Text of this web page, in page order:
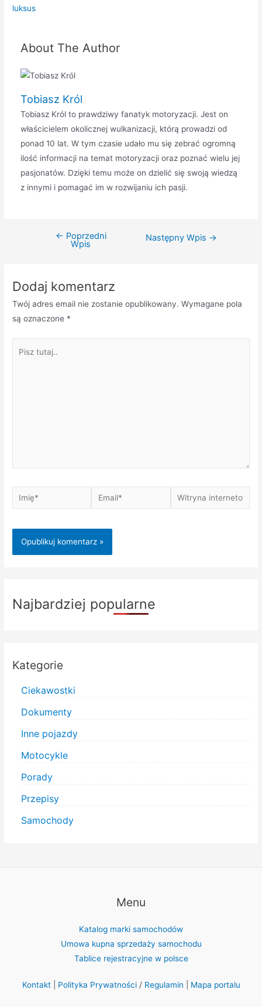
luksus
About The Author
Tobiasz Król
Tobiasz Król to prawdziwy fanatyk motoryzacji. Jest on
właścicielem okolicznej wulkanizacji, którą prowadzi od
ponad 10 lat. W tym czasie udało mu się zebrać ogromną
ilość informacji na temat motoryzacji oraz poznać wielu jej
pasjonatów. Dzięki temu może on dzielić się swoją wiedzą
z innymi i pomagać im w rozwijaniu ich pasji.
Nawigacja
← Poprzedni
Wpis
Następny Wpis →
Dodaj komentarz
Twój adres email nie zostanie opublikowany. Wymagane pola
są oznaczone *
Imię* Email*
Witryna
internetowa
Najbardziej popularne
Kategorie
Ciekawostki
Dokumenty
Inne pojazdy
Motocykle
Porady
Przepisy
Samochody
Menu
Katalog marki samochodów
Umowa kupna sprzedaży samochodu
Tablice rejestracyjne w polsce
Kontakt| Polityka Prywatności/ Regulamin Mapa portalu